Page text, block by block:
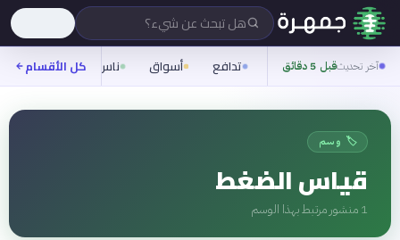
هل تبحث عن شيء؟
آخر تحديثقبل 5 دقائق تدافع أسواق ناس روح
كل الأقسام
🏷️ وسم
قياس الضغط
1 منشور مرتبط بهذا الوسم